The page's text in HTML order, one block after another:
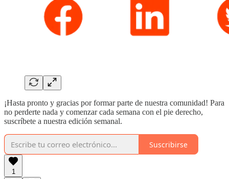
¡Hasta pronto y gracias por formar parte de nuestra comunidad! Para
no perderte nada y comenzar cada semana con el pie derecho,
suscríbete a nuestra edición semanal.
Suscribirse
1